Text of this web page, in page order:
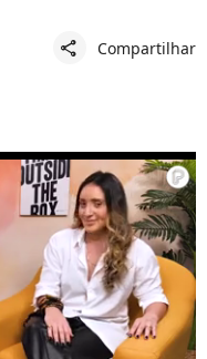
share Compartilhar